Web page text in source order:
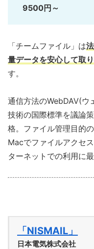
9500円～
「チームファイル」は
量データを安心して取
す。
通信方法のWebDAV(ウ
技術の国際標準を議論
格。ファイル管理目的
Macでファイルアクセ
ターネットでの利用に
「NISMAIL」
日本電気株式会社